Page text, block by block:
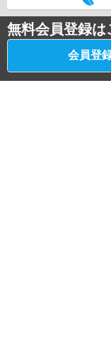
無料会員登録は
会員登